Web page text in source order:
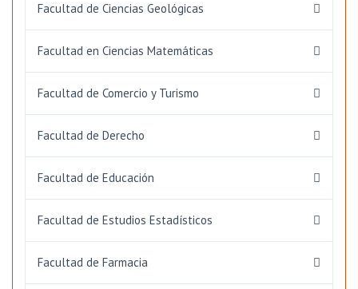
Facultad de Ciencias Geológicas
Facultad en Ciencias Matemáticas
Facultad de Comercio y Turismo
Facultad de Derecho
Facultad de Educación
Facultad de Estudios Estadísticos
Facultad de Farmacia